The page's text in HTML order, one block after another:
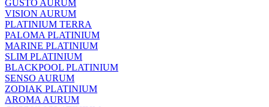
GUSTO AURUM
VISION AURUM
PLATINIUM TERRA
PALOMA PLATINIUM
MARINE PLATINIUM
SLIM PLATINIUM
BLACKPOOL PLATINIUM
SENSO AURUM
ZODIAK PLATINIUM
AROMA AURUM